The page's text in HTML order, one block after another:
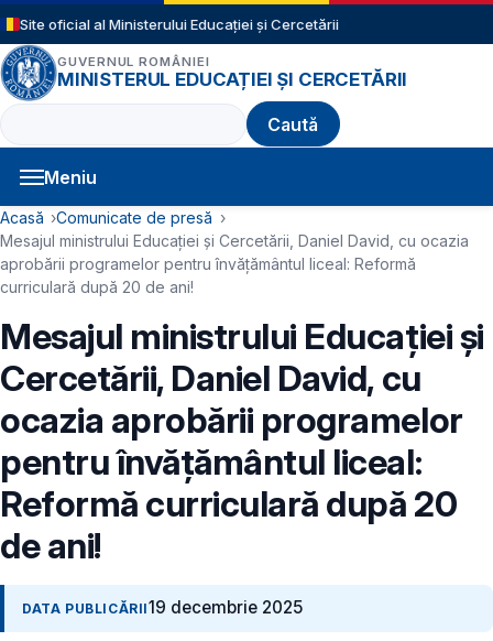
Sari la conținutul principal
Site oficial al Ministerului Educației și Cercetării
GUVERNUL ROMÂNIEI
MINISTERUL EDUCAȚIEI ȘI CERCETĂRII
Caută
Meniu
Navigație principală
Cale de navigare
Acasă
Comunicate de presă
Mesajul ministrului Educației și Cercetării, Daniel David, cu ocazia
aprobării programelor pentru învățământul liceal: Reformă
curriculară după 20 de ani!
Mesajul ministrului Educației și
Cercetării, Daniel David, cu
ocazia aprobării programelor
pentru învățământul liceal:
Reformă curriculară după 20
de ani!
DATA PUBLICĂRII19 decembrie 2025